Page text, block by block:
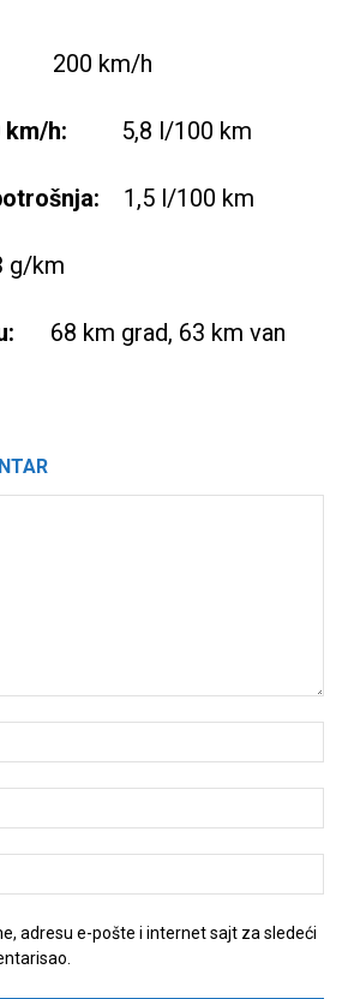
km/h
km/h: 5,8 l/100 km
1,5 l/100 km
g/km
68 km grad, 63 km van
adresu e-pošte i internet sajt za sledeći